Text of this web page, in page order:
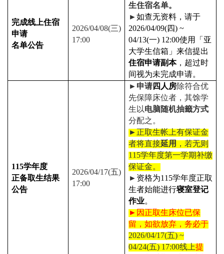
完成线上住宿
申请
名单公告
2026/04/08(三)
17:00
生住宿名单。
►如查无资料，请于
2026/04/09(四) ~
04/13(一) 12:00使用「亚
大学生信箱」来信提出
住宿申请副本，超过时
间视为未完成申请。
115学年度
正备取生结果
公告
2026/04/17(五)
17:00
► 申请四人房除符合优
先保障床位者，其馀学
生以电脑随机抽籤方式
分配之 。
► 正取生帐上有保证金
者将直接延用 ，若无则
115学年度第一学期补缴
保证金。
► 资格为115学年度正取
生者始能进行寝室登记
作业。
► 因正取生床位已保
留，如欲放弃，务必于
2026/04/17(五) ~
04/24(五) 17:00线上提